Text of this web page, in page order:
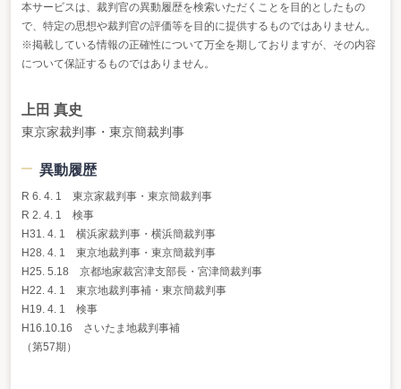
本サービスは、裁判官の異動履歴を検索いただくことを目的としたもの
で、特定の思想や裁判官の評価等を目的に提供するものではありません。
※掲載している情報の正確性について万全を期しておりますが、その内容
について保証するものではありません。
上田 真史
東京家裁判事・東京簡裁判事
異動履歴
R 6. 4. 1 東京家裁判事・東京簡裁判事
R 2. 4. 1 検事
H31. 4. 1 横浜家裁判事・横浜簡裁判事
H28. 4. 1 東京地裁判事・東京簡裁判事
H25. 5.18 京都地家裁宮津支部長・宮津簡裁判事
H22. 4. 1 東京地裁判事補・東京簡裁判事
H19. 4. 1 検事
H16.10.16 さいたま地裁判事補
（第57期）